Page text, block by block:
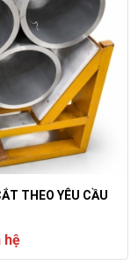
THEO YÊU CẦU
hệ